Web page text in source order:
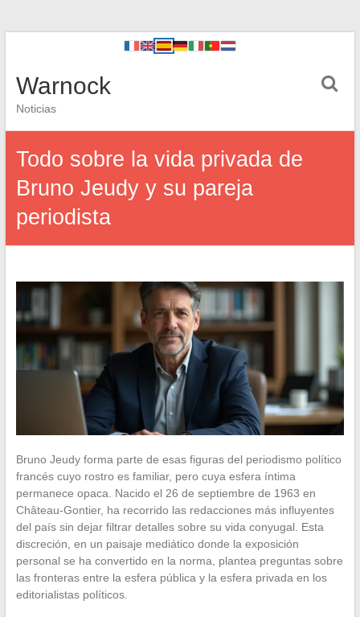
Warnock
Noticias
Todo sobre la vida privada de
Bruno Jeudy y su pareja
periodista
Bruno Jeudy forma parte de esas figuras del periodismo político
francés cuyo rostro es familiar, pero cuya esfera íntima
permanece opaca. Nacido el 26 de septiembre de 1963 en
Château-Gontier, ha recorrido las redacciones más influyentes
del país sin dejar filtrar detalles sobre su vida conyugal. Esta
discreción, en un paisaje mediático donde la exposición
personal se ha convertido en la norma, plantea preguntas sobre
las fronteras entre la esfera pública y la esfera privada en los
editorialistas políticos.